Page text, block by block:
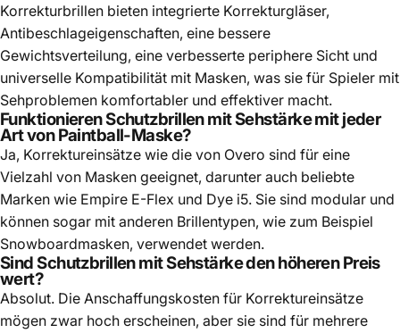
Korrekturbrillen bieten integrierte Korrekturgläser,
Antibeschlageigenschaften, eine bessere
Gewichtsverteilung, eine verbesserte periphere Sicht und
universelle Kompatibilität mit Masken, was sie für Spieler mit
Sehproblemen komfortabler und effektiver macht.
Funktionieren Schutzbrillen mit Sehstärke mit jeder
Art von Paintball-Maske?
Ja, Korrektureinsätze wie die von Overo sind für eine
Vielzahl von Masken geeignet, darunter auch beliebte
Marken wie Empire E-Flex und Dye i5. Sie sind modular und
können sogar mit anderen Brillentypen, wie zum Beispiel
Snowboardmasken, verwendet werden.
Sind Schutzbrillen mit Sehstärke den höheren Preis
wert?
Absolut. Die Anschaffungskosten für Korrektureinsätze
mögen zwar hoch erscheinen, aber sie sind für mehrere